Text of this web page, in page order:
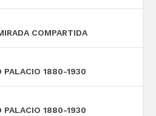
COMPARTIDA
PALACIO 1880-1930
PALACIO 1880-1930